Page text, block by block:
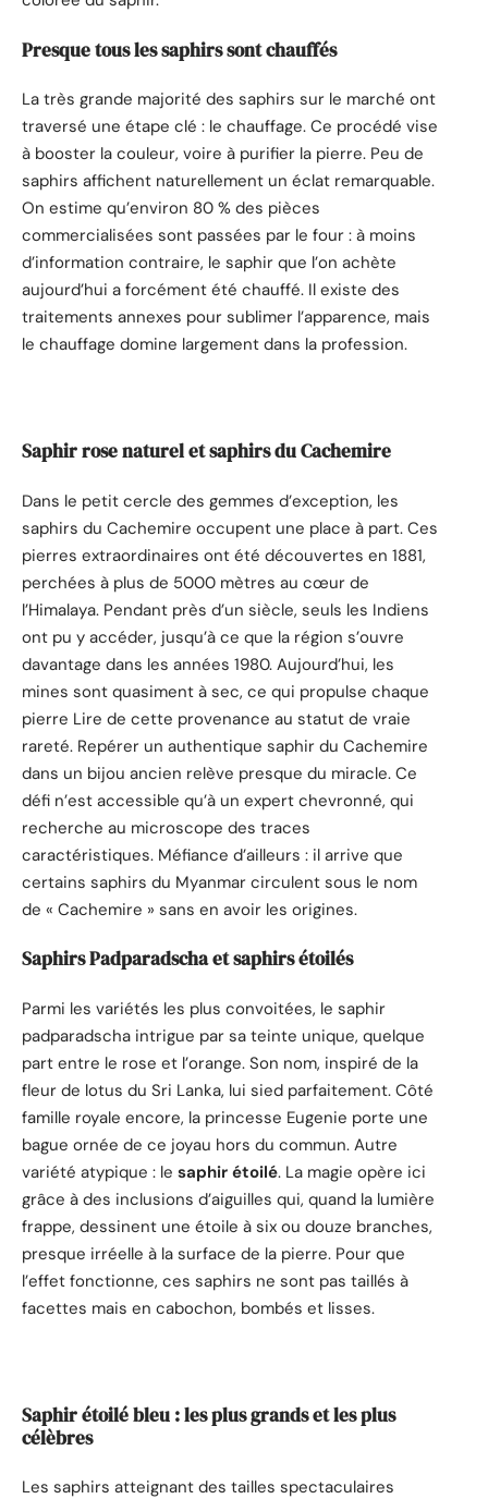
Presque tous les saphirs sont chauffés
La très grande majorité des saphirs sur le marché ont
traversé une étape clé : le chauffage. Ce procédé vise
à booster la couleur, voire à purifier la pierre. Peu de
saphirs affichent naturellement un éclat remarquable.
On estime qu’environ 80 % des pièces
commercialisées sont passées par le four : à moins
d’information contraire, le saphir que l’on achète
aujourd’hui a forcément été chauffé. Il existe des
traitements annexes pour sublimer l’apparence, mais
le chauffage domine largement dans la profession.
Saphir rose naturel et saphirs du Cachemire
Dans le petit cercle des gemmes d’exception, les
saphirs du Cachemire occupent une place à part. Ces
pierres extraordinaires ont été découvertes en 1881,
perchées à plus de 5000 mètres au cœur de
l’Himalaya. Pendant près d’un siècle, seuls les Indiens
ont pu y accéder, jusqu’à ce que la région s’ouvre
davantage dans les années 1980. Aujourd’hui, les
mines sont quasiment à sec, ce qui propulse chaque
pierre Lire de cette provenance au statut de vraie
rareté. Repérer un authentique saphir du Cachemire
dans un bijou ancien relève presque du miracle. Ce
défi n’est accessible qu’à un expert chevronné, qui
recherche au microscope des traces
caractéristiques. Méfiance d’ailleurs : il arrive que
certains saphirs du Myanmar circulent sous le nom
de « Cachemire » sans en avoir les origines.
Saphirs Padparadscha et saphirs étoilés
Parmi les variétés les plus convoitées, le saphir
padparadscha intrigue par sa teinte unique, quelque
part entre le rose et l’orange. Son nom, inspiré de la
fleur de lotus du Sri Lanka, lui sied parfaitement. Côté
famille royale encore, la princesse Eugenie porte une
bague ornée de ce joyau hors du commun. Autre
variété atypique : le saphir étoilé. La magie opère ici
grâce à des inclusions d’aiguilles qui, quand la lumière
frappe, dessinent une étoile à six ou douze branches,
presque irréelle à la surface de la pierre. Pour que
l’effet fonctionne, ces saphirs ne sont pas taillés à
facettes mais en cabochon, bombés et lisses.
Saphir étoilé bleu : les plus grands et les plus
célèbres
Les saphirs atteignant des tailles spectaculaires